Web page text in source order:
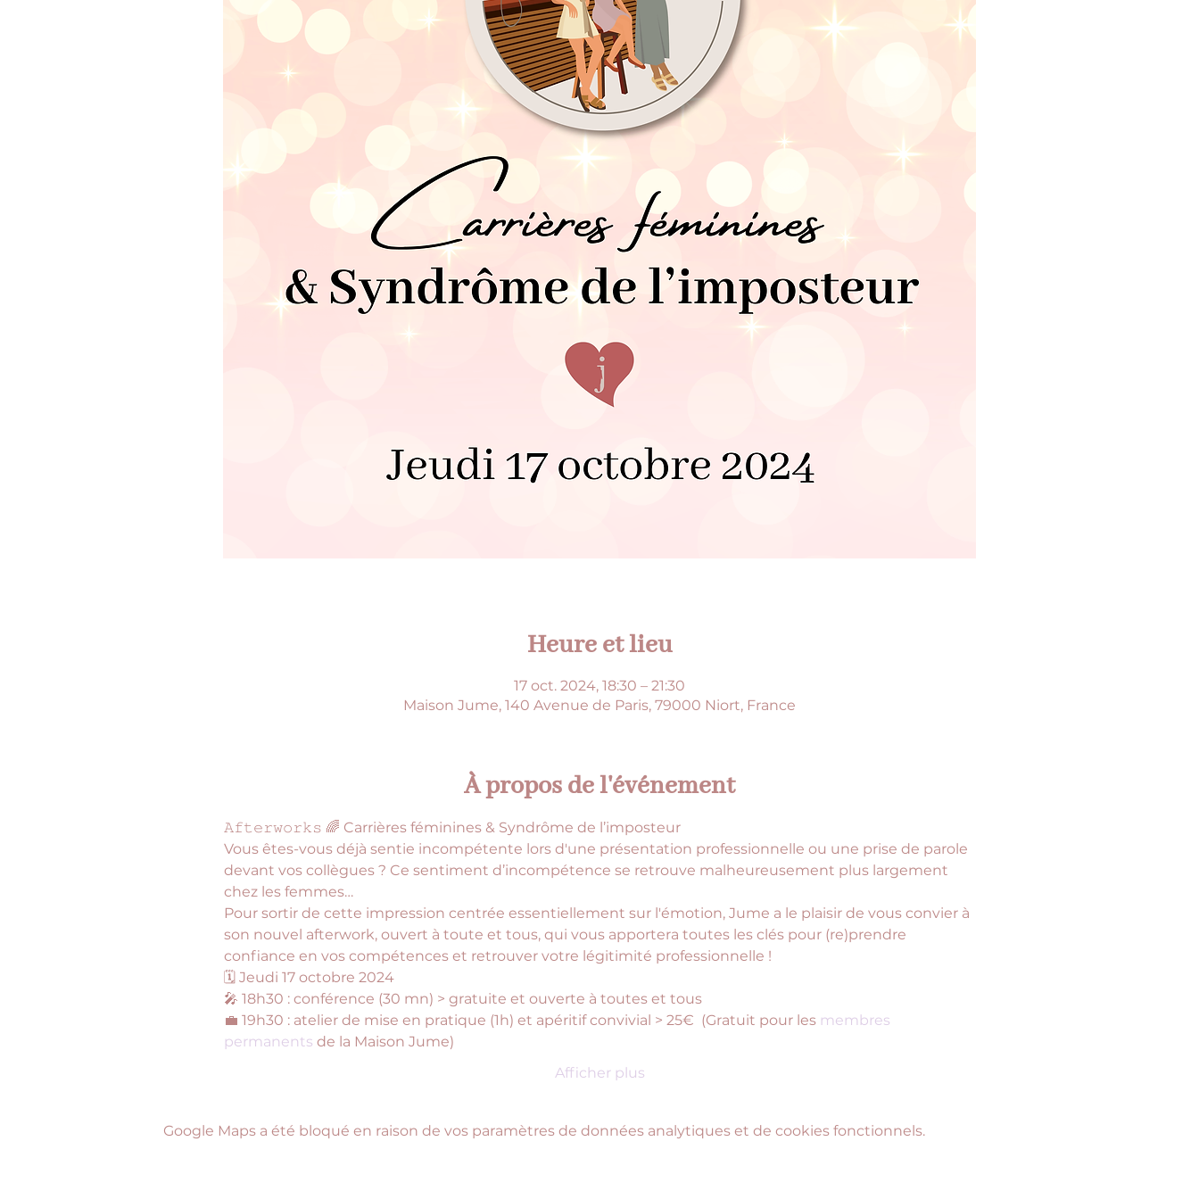
Heure et lieu
17 oct. 2024, 18:30 – 21:30
Maison Jume, 140 Avenue de Paris, 79000 Niort, France
À propos de l'événement
𝙰𝚏𝚝𝚎𝚛𝚠𝚘𝚛𝚔𝚜 🌈 Carrières féminines & Syndrôme de l’imposteur
Vous êtes-vous déjà sentie incompétente lors d'une présentation professionnelle ou une prise de parole
devant vos collègues ? Ce sentiment d’incompétence se retrouve malheureusement plus largement
chez les femmes…
Pour sortir de cette impression centrée essentiellement sur l'émotion, Jume a le plaisir de vous convier à
son nouvel afterwork, ouvert à toute et tous, qui vous apportera toutes les clés pour (re)prendre
confiance en vos compétences et retrouver votre légitimité professionnelle !
🗓️ Jeudi 17 octobre 2024
🎤 18h30 : conférence (30 mn) > gratuite et ouverte à toutes et tous
💼 19h30 : atelier de mise en pratique (1h) et apéritif convivial > 25€  (Gratuit pour les membres
permanents de la Maison Jume)
Afficher plus
Google Maps a été bloqué en raison de vos paramètres de données analytiques et de cookies fonctionnels.